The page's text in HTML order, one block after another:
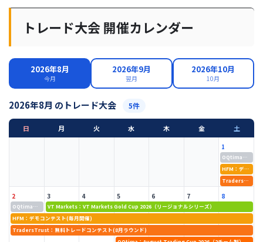
トレード大会 開催カレンダー
2026年8月
今月
2026年9月
翌月
2026年10月
10月
2026年8月 のトレード大会 5件
日 月 火 水 木 金 土
1
OQtima：OQチャレンジ・ワールドチャンピオンズ
HFM：デモコンテスト(毎月開催)
TradersTrust：無料トレードコンテスト(8月ラウンド)
2 3 4 5 6 7 8
OQtima：OQチャレンジ・ワールドチャンピオンズ
HFM：デモコンテスト(毎月開催)
TradersTrust：無料トレードコンテスト(8月ラウンド)
VT Markets：VT Markets Gold Cup 2026（リージョナルシリーズ）